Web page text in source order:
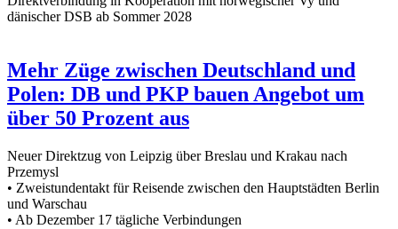
dänischer DSB ab Sommer 2028
Mehr Züge zwischen Deutschland und
Polen: DB und PKP bauen Angebot um
über 50 Prozent aus
Neuer Direktzug von Leipzig über Breslau und Krakau nach
Przemysl
• Zweistundentakt für Reisende zwischen den Hauptstädten Berlin
und Warschau
• Ab Dezember 17 tägliche Verbindungen